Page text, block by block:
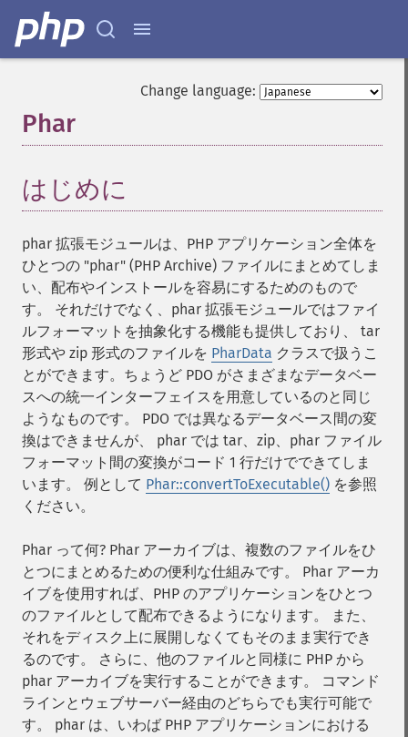
Change language:
Phar
はじめに
phar 拡張モジュールは、PHP アプリケーション全体を
ひとつの "phar" (PHP Archive) ファイルにまとめてしま
い、配布やインストールを容易にするためのもので
す。 それだけでなく、phar 拡張モジュールではファイ
ルフォーマットを抽象化する機能も提供しており、 tar
形式や zip 形式のファイルを PharData クラスで扱うこ
とができます。ちょうど PDO がさまざまなデータベー
スへの統一インターフェイスを用意しているのと同じ
ようなものです。 PDO では異なるデータベース間の変
換はできませんが、 phar では tar、zip、phar ファイル
フォーマット間の変換がコード 1 行だけでできてしま
います。 例として Phar::convertToExecutable() を参照
ください。
Phar って何? Phar アーカイブは、複数のファイルをひ
とつにまとめるための便利な仕組みです。 Phar アーカ
イブを使用すれば、PHP のアプリケーションをひとつ
のファイルとして配布できるようになります。 また、
それをディスク上に展開しなくてもそのまま実行でき
るのです。 さらに、他のファイルと同様に PHP から
phar アーカイブを実行することができます。 コマンド
ラインとウェブサーバー経由のどちらでも実行可能で
す。 phar は、いわば PHP アプリケーションにおける